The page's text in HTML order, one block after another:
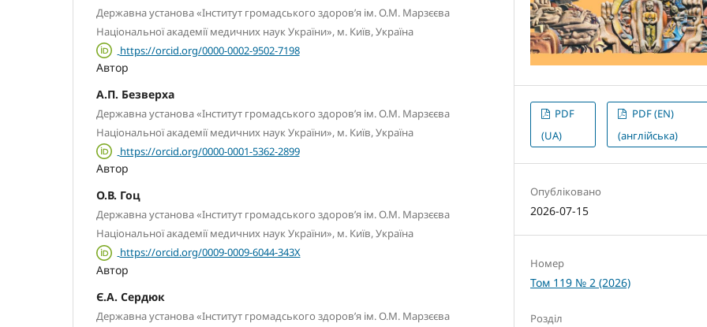
Державна установа «Інститут громадського здоров’я ім. О.М. Марзєєва
Національної академії медичних наук України», м. Київ, Україна
https://orcid.org/0000-0002-9502-7198
Автор
А.П. Безверха
Державна установа «Інститут громадського здоров’я ім. О.М. Марзєєва
Національної академії медичних наук України», м. Київ, Україна
https://orcid.org/0000-0001-5362-2899
Автор
О.В. Гоц
Державна установа «Інститут громадського здоров’я ім. О.М. Марзєєва
Національної академії медичних наук України», м. Київ, Україна
https://orcid.org/0009-0009-6044-343X
Автор
Є.А. Сердюк
Державна установа «Інститут громадського здоров’я ім. О.М. Марзєєва
PDF
(UA)
PDF (EN)
(англійська)
Опубліковано
2026-07-15
Номер
Том 119 № 2 (2026)
Розділ